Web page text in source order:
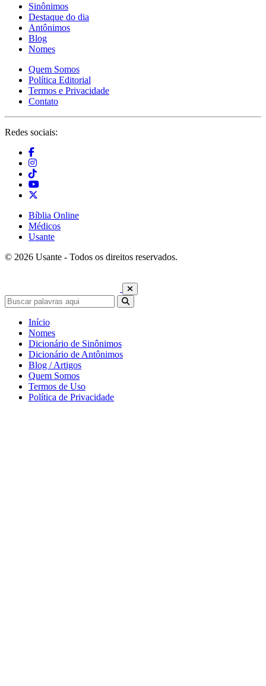
Sinônimos
Destaque do dia
Antônimos
Blog
Nomes
Quem Somos
Política Editorial
Termos e Privacidade
Contato
Redes sociais:
Bíblia Online
Médicos
Usante
© 2026 Usante - Todos os direitos reservados.
Início
Nomes
Dicionário de Sinônimos
Dicionário de Antônimos
Blog / Artigos
Quem Somos
Termos de Uso
Política de Privacidade